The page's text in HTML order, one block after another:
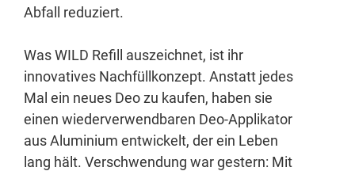
Abfall reduziert.
Was WILD Refill auszeichnet, ist ihr
innovatives Nachfüllkonzept. Anstatt jedes
Mal ein neues Deo zu kaufen, haben sie
einen wiederverwendbaren Deo-Applikator
aus Aluminium entwickelt, der ein Leben
lang hält. Verschwendung war gestern: Mit